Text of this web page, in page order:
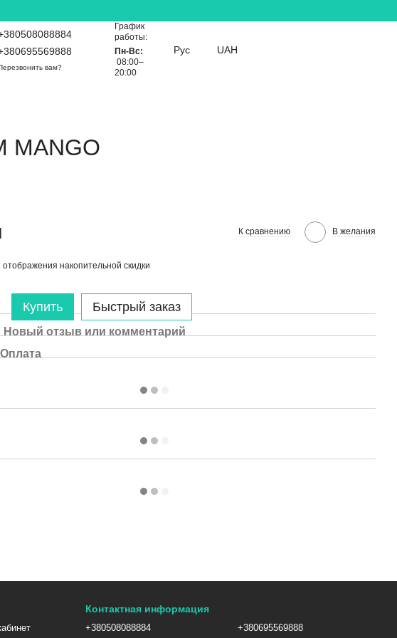
вам?
График
работы:
Пн-Вс:
08:00–
20:00
Рус UAH
MANGO
К сравнению В желания
отображения накопительной скидки
Купить Быстрый заказ
Новый отзыв или комментарий
Оплата
Контактная информация
+380508088884 +380695569888